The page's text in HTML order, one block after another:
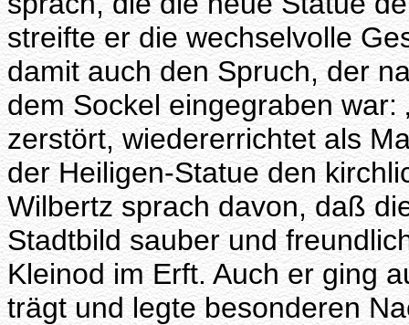
streifte er die wechselvolle
damit auch den Spruch, der
dem Sockel eingegraben
zerstört, wiedererrichtet als
der Heiligen-Statue den
Wilbertz sprach davon, daß
Stadtbild sauber und
Kleinod im Erft. Auch er ging
trägt und legte besonderen